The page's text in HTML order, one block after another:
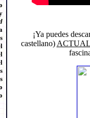
¡Ya puedes
castellano)